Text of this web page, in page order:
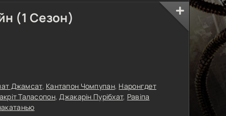
(1 Сезон)
Джамсат, Кантапон Чомпупан, Наронгдет
Таласопон,Джакарін Пурібхат, Равіпа